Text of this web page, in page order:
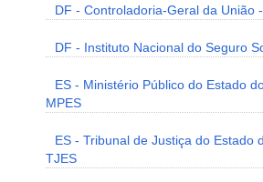
DF - Controladoria-Geral da União
DF - Instituto Nacional do Seguro
ES - Ministério Público do Estado
MPES
ES - Tribunal de Justiça do Estado
TJES